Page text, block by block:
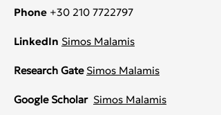
Phone +30 210 7722797
LinkedIn Simos Malamis
Research Gate Simos Malamis
Google Scholar Simos Malamis